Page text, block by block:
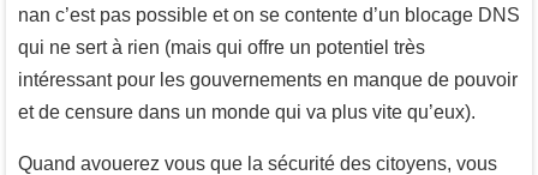
nan c’est pas possible et on se contente d’un blocage DNS
qui ne sert à rien (mais qui offre un potentiel très
intéressant pour les gouvernements en manque de pouvoir
et de censure dans un monde qui va plus vite qu’eux).
Quand avouerez vous que la sécurité des citoyens, vous